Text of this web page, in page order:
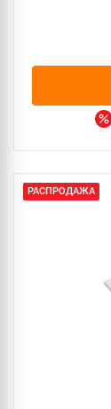
РАСПРОДАЖА